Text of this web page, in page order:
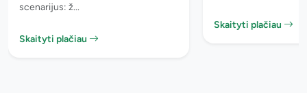
scenarijus: ž...
Skaityti plačiau
Skaityti plačiau